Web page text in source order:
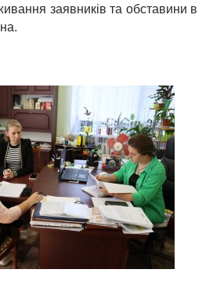
заявників та обставини в